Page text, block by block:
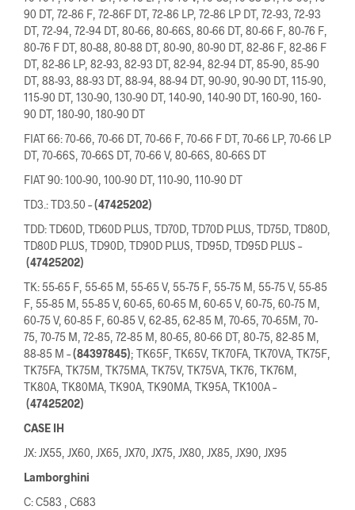
90 DT, 72-86 F, 72-86F DT, 72-86 LP, 72-86 LP DT, 72-93, 72-93
DT, 72-94, 72-94 DT, 80-66, 80-66S, 80-66 DT, 80-66 F, 80-76 F,
80-76 F DT, 80-88, 80-88 DT, 80-90, 80-90 DT, 82-86 F, 82-86 F
DT, 82-86 LP, 82-93, 82-93 DT, 82-94, 82-94 DT, 85-90, 85-90
DT, 88-93, 88-93 DT, 88-94, 88-94 DT, 90-90, 90-90 DT, 115-90,
115-90 DT, 130-90, 130-90 DT, 140-90, 140-90 DT, 160-90, 160-
90 DT, 180-90, 180-90 DT
FIAT 66: 70-66, 70-66 DT, 70-66 F, 70-66 F DT, 70-66 LP, 70-66 LP
DT, 70-66S, 70-66S DT, 70-66 V, 80-66S, 80-66S DT
FIAT 90: 100-90, 100-90 DT, 110-90, 110-90 DT
TD3.: TD3.50 –(47425202)
TDD: TD60D, TD60D PLUS, TD70D, TD70D PLUS, TD75D, TD80D,
TD80D PLUS, TD90D, TD90D PLUS, TD95D, TD95D PLUS –
(47425202)
TK: 55-65 F, 55-65 M, 55-65 V, 55-75 F, 55-75 M, 55-75 V, 55-85
F, 55-85 M, 55-85 V, 60-65, 60-65 M, 60-65 V, 60-75, 60-75 M,
60-75 V, 60-85 F, 60-85 V, 62-85, 62-85 M, 70-65, 70-65M, 70-
75, 70-75 M, 72-85, 72-85 M, 80-65, 80-66 DT, 80-75, 82-85 M,
88-85 M –(84397845); TK65F, TK65V, TK70FA, TK70VA, TK75F,
TK75FA, TK75M, TK75MA, TK75V, TK75VA, TK76, TK76M,
TK80A, TK80MA, TK90A, TK90MA, TK95A, TK100A –
(47425202)
CASE IH
JX: JX55, JX60, JX65, JX70, JX75, JX80, JX85, JX90, JX95
Lamborghini
C: C583 , C683